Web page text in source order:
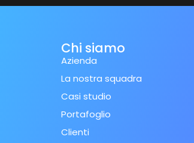
Chi siamo
Azienda
La nostra squadra
Casi studio
Portafoglio
Clienti